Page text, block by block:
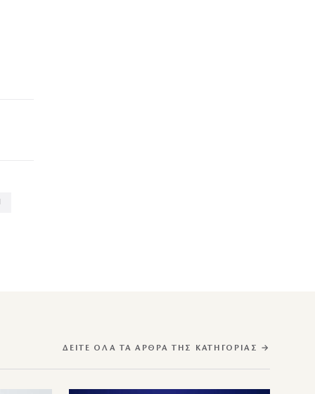
ΔΕΊΤΕ ΌΛΑ ΤΑ ΆΡΘΡΑ ΤΗΣ ΚΑΤΗΓΟΡΊΑΣ →